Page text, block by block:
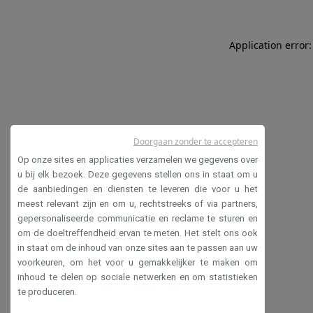
Application
Op onze sites en applicaties verzamelen we gegevens over
u bij elk bezoek. Deze gegevens stellen ons in staat om u
de aanbiedingen en diensten te leveren die voor u het
meest relevant zijn en om u, rechtstreeks of via partners,
gepersonaliseerde communicatie en reclame te sturen en
om de doeltreffendheid ervan te meten. Het stelt ons ook
in staat om de inhoud van onze sites aan te passen aan uw
voorkeuren, om het voor u gemakkelijker te maken om
inhoud te delen op sociale netwerken en om statistieken
te produceren.
Doorgaan zonder te accepteren